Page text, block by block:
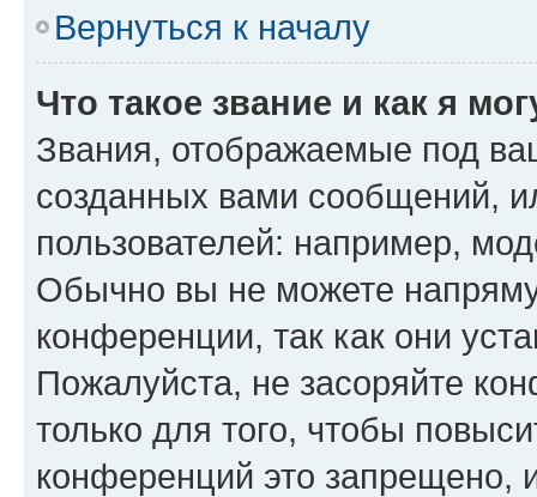
Вернуться к началу
Что такое звание и как я
Звания, отображаемые под
созданных вами сообщений,
пользователей: например,
Обычно вы не можете
конференции, так как они
Пожалуйста, не засоряйте
только для того, чтобы
конференций это запрещено,